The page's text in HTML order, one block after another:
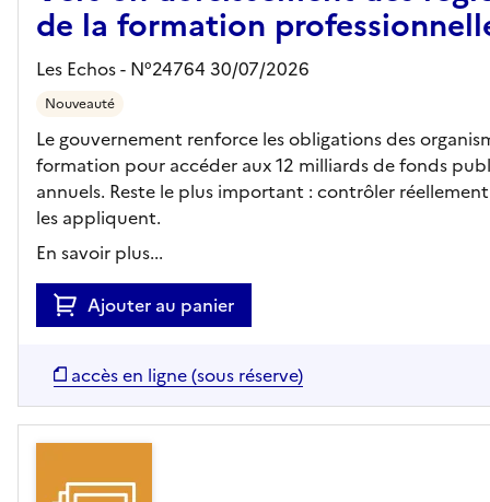
de la formation
Les Echos - N°24764 30/07/2026
Nouveauté
Le gouvernement renforce les obligations des
formation pour accéder aux 12 milliards de fonds
annuels. Reste le plus important : contrôler
les appliquent.
En savoir plus...
Ajouter au panier
accès en ligne (sous réserve)